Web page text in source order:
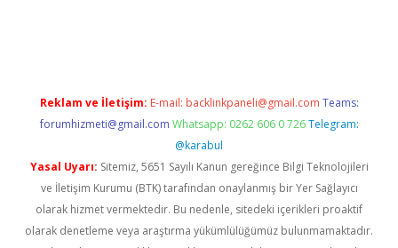
Reklam ve İletişim: E-mail: backlinkpaneli@gmail.com Teams:
forumhizmeti@gmail.com Whatsapp: 0262 606 0 726 Telegram:
@karabul
Yasal Uyarı: Sitemiz, 5651 Sayılı Kanun gereğince Bilgi Teknolojileri
ve İletişim Kurumu (BTK) tarafından onaylanmış bir Yer Sağlayıcı
olarak hizmet vermektedir. Bu nedenle, sitedeki içerikleri proaktif
olarak denetleme veya araştırma yükümlülüğümüz bulunmamaktadır.